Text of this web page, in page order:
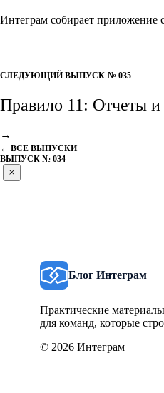
Интеграм собирает приложение
СЛЕДУЮЩИЙ ВЫПУСК № 035
Правило 11: Отчеты
→
← ВСЕ ВЫПУСКИ
ВЫПУСК № 034
×
Блог Интеграм
Практические
для команд, которые
© 2026 Интеграм